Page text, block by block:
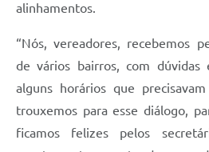
alinhamentos.
“Nós, vereadores, recebemos
de vários bairros, com dúvidas
alguns horários que
trouxemos para esse diálogo,
ficamos felizes pelos